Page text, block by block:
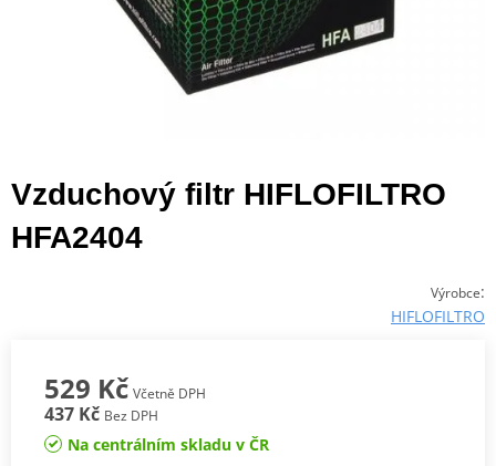
Vzduchový filtr HIFLOFILTRO
HFA2404
Výrobce:
HIFLOFILTRO
529 Kč Včetně DPH
437 Kč Bez DPH
Na centrálním skladu v ČR